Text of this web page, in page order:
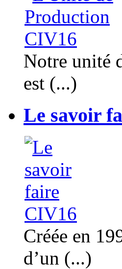
Notre unité
est (...)
Le savoir
Créée en
d’un (...)